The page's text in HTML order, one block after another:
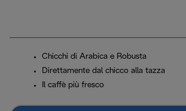
Chicchi di Arabica e Robusta
Direttamente dal chicco alla tazza
Il caffè più fresco